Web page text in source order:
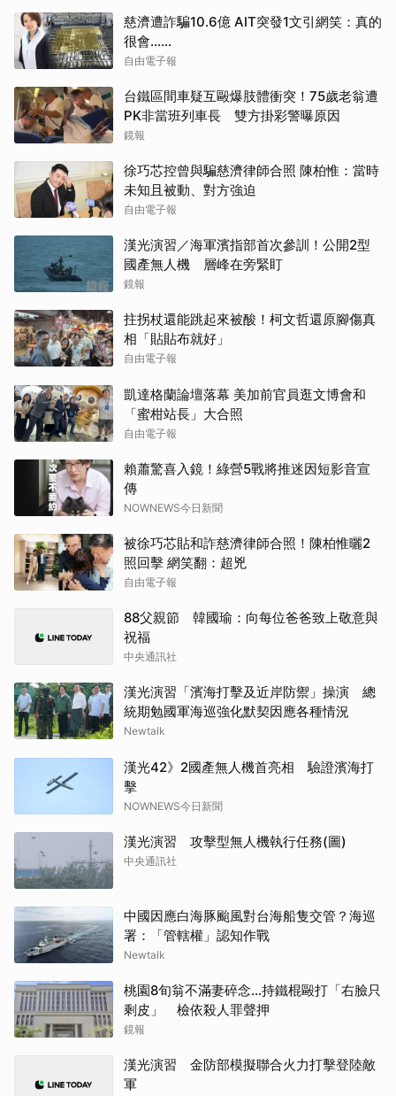
慈濟遭詐騙10.6億 AIT突發1文引網笑：真的
很會……
自由電子報
台鐵區間車疑互毆爆肢體衝突！75歲老翁遭
PK非當班列車長 雙方掛彩警曝原因
鏡報
徐巧芯控曾與騙慈濟律師合照 陳柏惟：當時
未知且被動、對方強迫
自由電子報
漢光演習／海軍濱指部首次參訓！公開2型
國產無人機 層峰在旁緊盯
鏡報
拄拐杖還能跳起來被酸！柯文哲還原腳傷真
相「貼貼布就好」
自由電子報
凱達格蘭論壇落幕 美加前官員逛文博會和
「蜜柑站長」大合照
自由電子報
賴蕭驚喜入鏡！綠營5戰將推迷因短影音宣
傳
NOWNEWS今日新聞
被徐巧芯貼和詐慈濟律師合照！陳柏惟曬2
照回擊 網笑翻：超兇
自由電子報
88父親節 韓國瑜：向每位爸爸致上敬意與
祝福
中央通訊社
漢光演習「濱海打擊及近岸防禦」操演 總
統期勉國軍海巡強化默契因應各種情況
Newtalk
漢光42》2國產無人機首亮相 驗證濱海打
擊
NOWNEWS今日新聞
漢光演習 攻擊型無人機執行任務(圖)
中央通訊社
中國因應白海豚颱風對台海船隻交管？海巡
署：「管轄權」認知作戰
Newtalk
桃園8旬翁不滿妻碎念…持鐵棍毆打「右臉只
剩皮」 檢依殺人罪聲押
鏡報
漢光演習 金防部模擬聯合火力打擊登陸敵
軍